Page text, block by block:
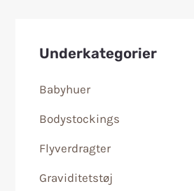
Underkategorier
Babyhuer
Bodystockings
Flyverdragter
Graviditetstøj